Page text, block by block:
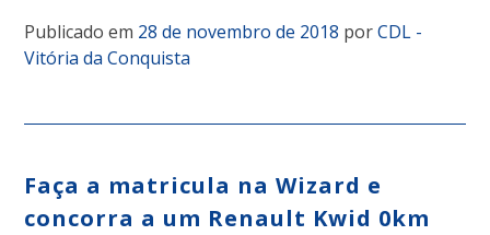
Publicado em 28 de novembro de 2018 porCDL -
Vitória da Conquista
Faça a matricula na Wizard e
concorra a um Renault Kwid 0km